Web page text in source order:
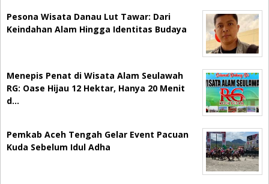
Pesona Wisata Danau Lut Tawar: Dari
Keindahan Alam Hingga Identitas Budaya
Menepis Penat di Wisata Alam Seulawah
RG: Oase Hijau 12 Hektar, Hanya 20 Menit
d…
Pemkab Aceh Tengah Gelar Event Pacuan
Kuda Sebelum Idul Adha